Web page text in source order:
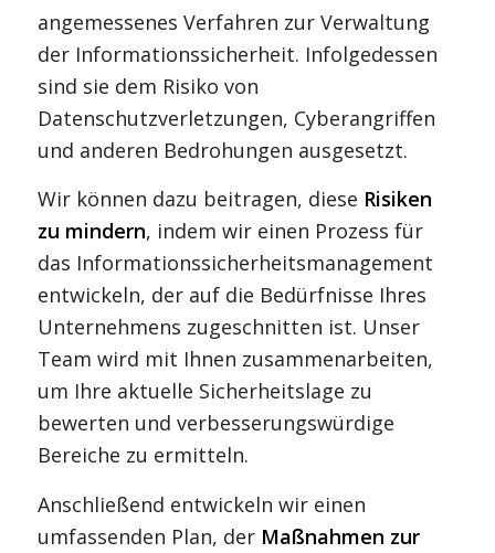
angemessenes Verfahren zur Verwaltung
der Informationssicherheit. Infolgedessen
sind sie dem Risiko von
Datenschutzverletzungen, Cyberangriffen
und anderen Bedrohungen ausgesetzt.
Wir können dazu beitragen, diese Risiken
zu mindern, indem wir einen Prozess für
das Informationssicherheitsmanagement
entwickeln, der auf die Bedürfnisse Ihres
Unternehmens zugeschnitten ist. Unser
Team wird mit Ihnen zusammenarbeiten,
um Ihre aktuelle Sicherheitslage zu
bewerten und verbesserungswürdige
Bereiche zu ermitteln.
Anschließend entwickeln wir einen
umfassenden Plan, der Maßnahmen zur